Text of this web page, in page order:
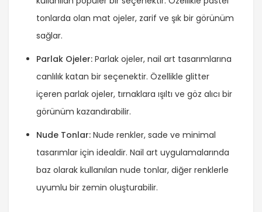
tonlarda olan mat ojeler, zarif ve şık bir görünüm
sağlar.
Parlak Ojeler: Parlak ojeler, nail art tasarımlarına
canlılık katan bir seçenektir. Özellikle glitter
içeren parlak ojeler, tırnaklara ışıltı ve göz alıcı bir
görünüm kazandırabilir.
Nude Tonlar: Nude renkler, sade ve minimal
tasarımlar için idealdir. Nail art uygulamalarında
baz olarak kullanılan nude tonlar, diğer renklerle
uyumlu bir zemin oluşturabilir.